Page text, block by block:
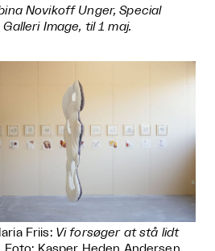
Novikoff Unger, Special
Image, til 1 maj.
Friis: Vi forsøger at stå lidt